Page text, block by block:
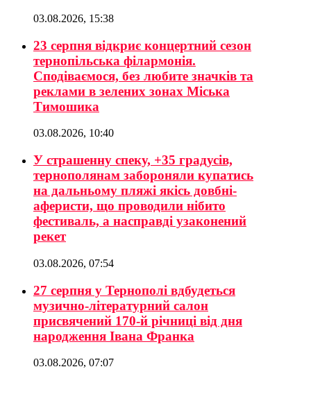
03.08.2026, 15:38
23 серпня відкриє концертний сезон
тернопільська філармонія.
Сподіваємося, без любите значків та
реклами в зелених зонах Міська
Тимошика
03.08.2026, 10:40
У страшенну спеку, +35 градусів,
тернополянам забороняли купатись
на дальньому пляжі якісь довбні-
аферисти, що проводили нібито
фестиваль, а насправді узаконений
рекет
03.08.2026, 07:54
27 серпня у Тернополі вдбудеться
музично-літературний салон
присвячений 170-й річниці від дня
народження Івана Франка
03.08.2026, 07:07